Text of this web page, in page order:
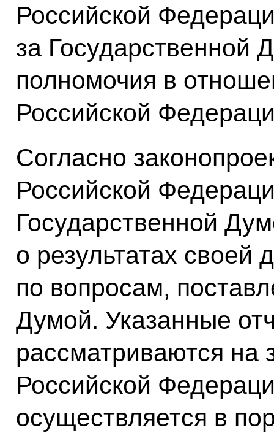
Российской
за Государственной
полномочия в
Российской
Согласно
Российской
Государственной
о результатах своей
по вопросам,
Думой. Указанные
рассматриваются на
Российской
осуществляется в